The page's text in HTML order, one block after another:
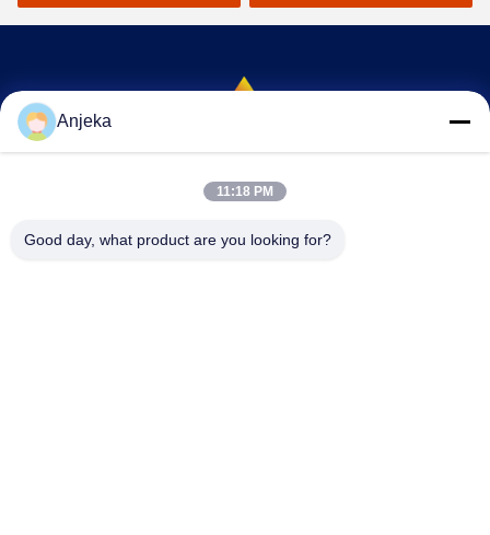
Anjeka
11:18 PM
Good day, what product are you looking for?